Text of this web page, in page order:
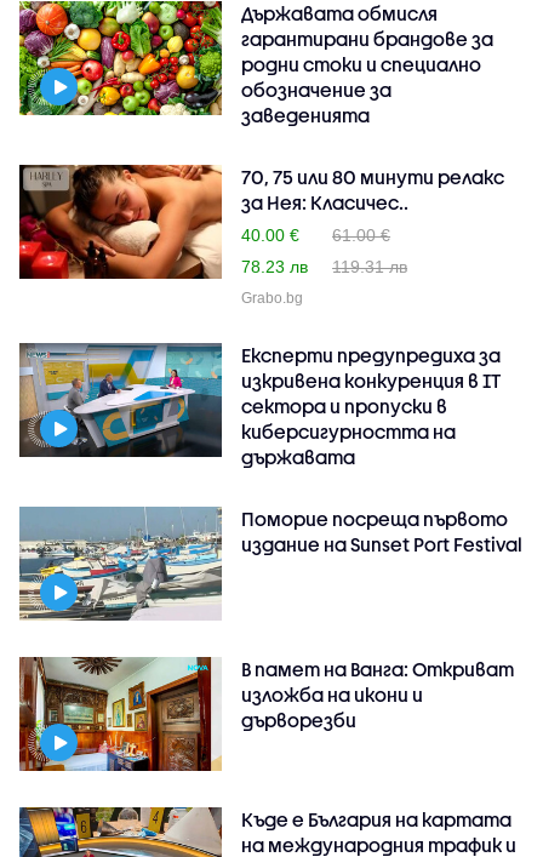
Държавата обмисля
гарантирани брандове за
родни стоки и специално
обозначение за
заведенията
70, 75 или 80 минути релакс
за Нея: Класичес..
40.00 €
61.00 €
78.23 лв
119.31 лв
Grabo.bg
Експерти предупредиха за
изкривена конкуренция в IT
сектора и пропуски в
киберсигурността на
държавата
Поморие посреща първото
издание на Sunset Port Festival
В памет на Ванга: Откриват
изложба на икони и
дърворезби
Къде е България на картата
на международния трафик и